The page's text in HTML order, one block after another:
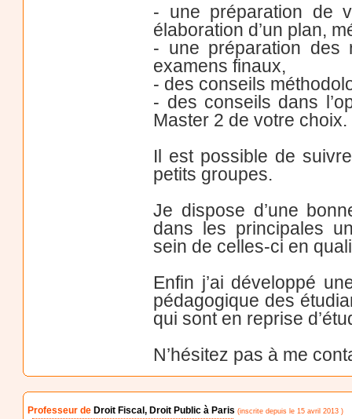
- une préparation de
élaboration d’un plan,
- une préparation des
examens finaux,
- des conseils
- des conseils dans
Master 2 de votre choix.
Il est possible de
petits groupes.
Je dispose d’une
dans les principales
sein de celles-ci en
Enfin j’ai développé
pédagogique des
qui sont en reprise
N’hésitez pas à me
Professeur deDroit Fiscal, Droit Public à Paris (inscrite depuis le 15 avril 2013 )